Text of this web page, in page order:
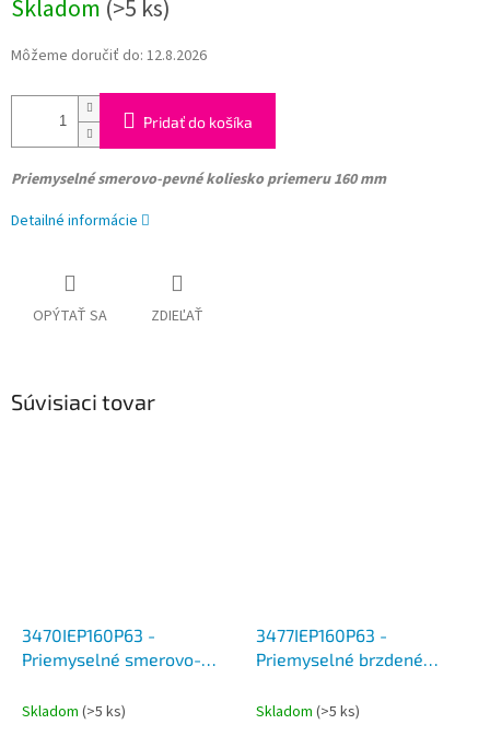
cena:
Skladom (>5 ks)
Môžeme doručiť do: 12.8.2026
Pridať do košíka
Priemyselné smerovo-pevné kolieskopriemeru 160 mm
Detailné informácie
OPÝTAŤ SA ZDIEĽAŤ
Súvisiaci tovar
3470IEP160P63 -
Priemyselné smerovo-
Skladom (>5 ks)
3477IEP160P63 -
Priemyselné brzdené
Skladom (>5 ks)